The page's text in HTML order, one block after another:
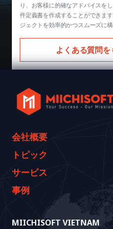
り、お客様に的確なアドバイスを
件定義書を作成することができま
ジェクトを効率的かつスムーズに
よくある質問
MIICHISOFT VIETNAM
会社概要
会社概要
代表のメッセージ
沿革
価値観
トピック
イベント & ウェビナー
資料室
ニュース
サービス
AI CO-CREATION
AI PoC開発
Core Lab
AI+ SOLUTIONS
事例
実績